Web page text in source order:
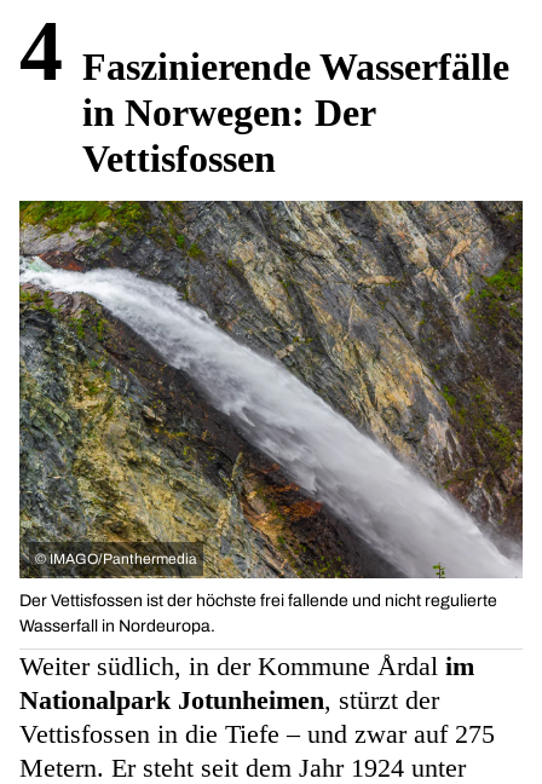
4 Faszinierende Wasserfälle
in Norwegen: Der
Vettisfossen
© IMAGO/Panthermedia
Der Vettisfossen ist der höchste frei fallende und nicht regulierte
Wasserfall in Nordeuropa.
Weiter südlich, in der Kommune Årdal im
Nationalpark Jotunheimen, stürzt der
Vettisfossen in die Tiefe – und zwar auf 275
Metern. Er steht seit dem Jahr 1924 unter